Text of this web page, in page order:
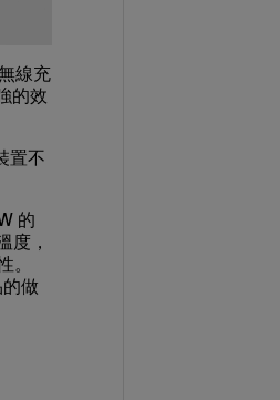
線充
的效
置不
的
度，
做